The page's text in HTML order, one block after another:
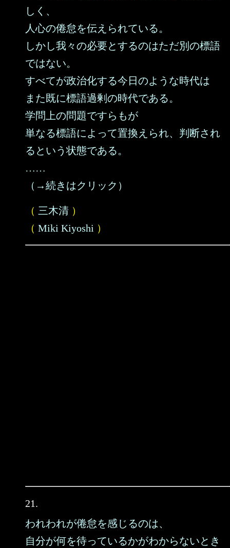
しく、
人心の倦怠を伝えられている。
しかし我々の必要とするのはただ別の標語
ではない。
すべてが政治化する今日のような時代は
また既に標語過剰の時代である。
学問上の問題ですらもが
単なる標語によって置換えられ、判断され
るという状態である。
……
（→続きはクリック）
（ 三木清 ）
（ Miki Kiyoshi ）
21.
われわれが倦怠を感じるのは、
自分が何を待っているかがわからないとき